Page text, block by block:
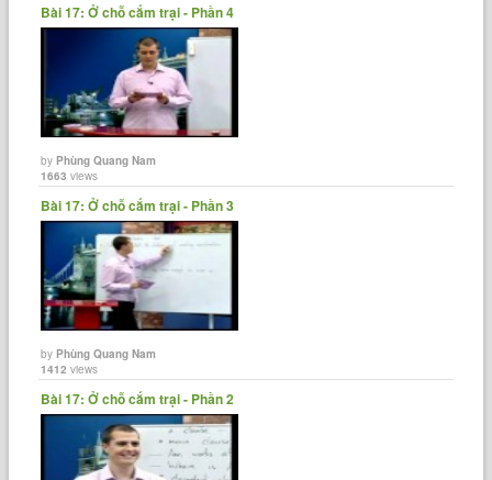
Bài 17: Ở chỗ cắm trại - Phần 4
byPhùng Quang Nam
1663 views
Bài 17: Ở chỗ cắm trại - Phần 3
byPhùng Quang Nam
1412 views
Bài 17: Ở chỗ cắm trại - Phần 2